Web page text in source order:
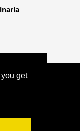
get
¿QUÉ
CARIES